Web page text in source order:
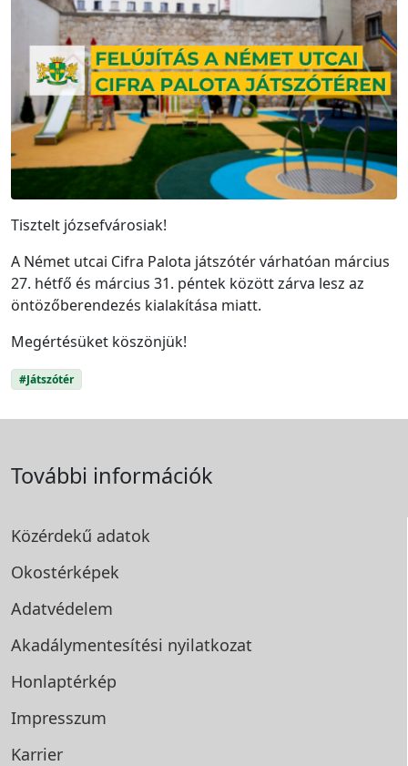
Tisztelt józsefvárosiak!
A Német utcai Cifra Palota játszótér várhatóan március
27. hétfő és március 31. péntek között zárva lesz az
öntözőberendezés kialakítása miatt.
Megértésüket köszönjük!
#Játszótér
További információk
Közérdekű adatok
Okostérképek
Adatvédelem
Akadálymentesítési nyilatkozat
Honlaptérkép
Impresszum
Karrier